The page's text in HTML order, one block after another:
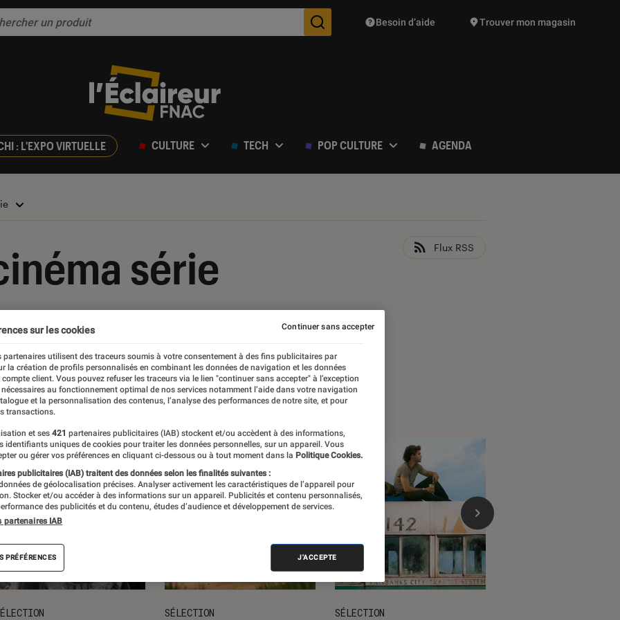
Des suggestions de produits vont vous être proposées
Besoin d’aide Trouver mon magasin
: L'EXPO VIRTUELLE CULTURE TECH POP CULTURE AGENDA
série Flux RSS
SÉLECTION SÉLECTION
sur les cookies
partenaires utilisent des traceurs soumis à votre consentement à des fins publicitaires par
la création de profils personnalisés en combinant les données de navigation et les données
compte client. Vous pouvez refuser les traceurs via le lien "continuer sans accepter" à l’exception
au fonctionnement optimal de nos services notamment l’aide dans votre navigation
et la personnalisation des contenus, l’analyse des performances de notre site, et pour
transactions.
et ses 421 partenaires publicitaires (IAB) stockent et/ou accèdent à des informations,
identifiants uniques de cookies pour traiter les données personnelles, sur un appareil. Vous
ou gérer vos préférences en cliquant ci-dessous ou à tout moment dans la Politique Cookies.
publicitaires (IAB) traitent des données selon les finalités suivantes :
de géolocalisation précises. Analyser activement les caractéristiques de l’appareil pour
Stocker et/ou accéder à des informations sur un appareil. Publicités et contenu personnalisés,
des publicités et du contenu, études d’audience et développement de services.
partenaires IAB
PRÉFÉRENCES J'ACCEPTE
Continuer sans accepter